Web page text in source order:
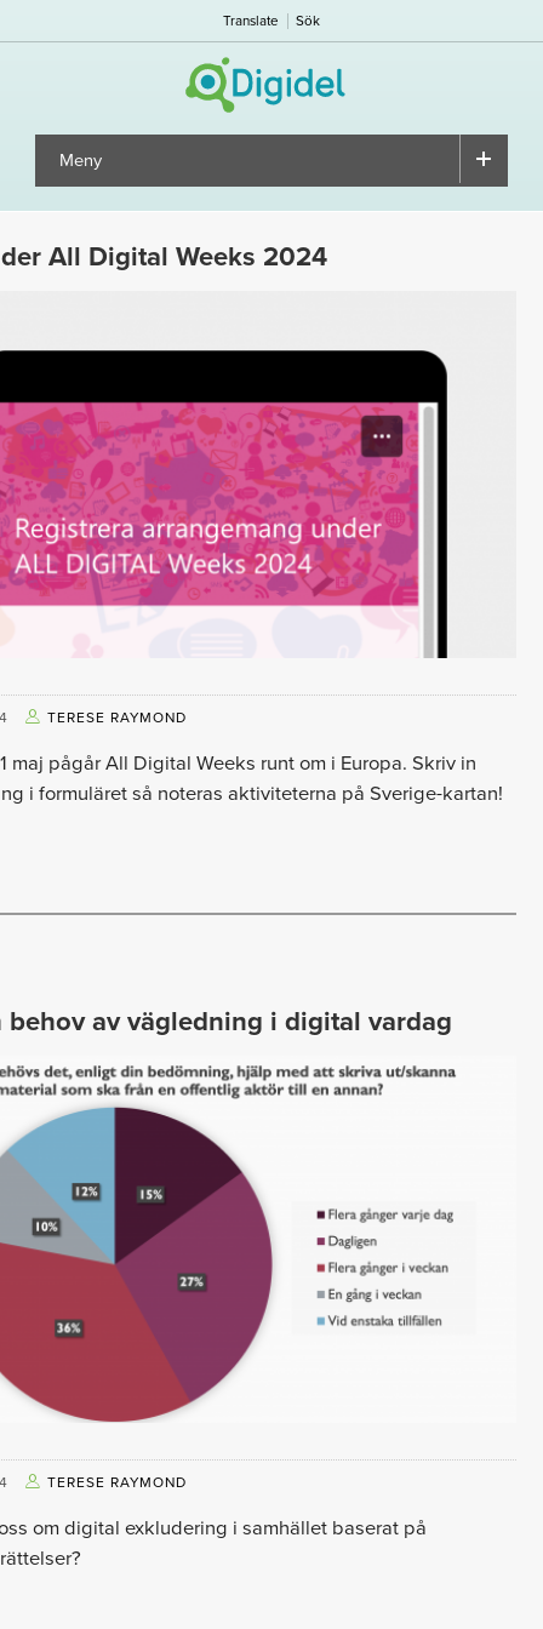
Translate Sök
Meny ▼
All Digital Weeks 2024
TERESE RAYMOND
maj pågår All Digital Weeks runt om i Europa. Skriv in
i formuläret så noteras aktiviteterna på Sverige-kartan!
behov av vägledning i digital vardag
TERESE RAYMOND
om digital exkludering i samhället baserat på